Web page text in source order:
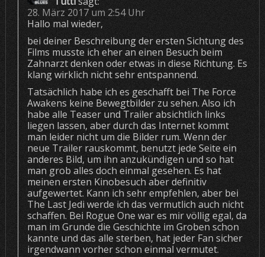
28. März 2017 um 2:54 Uhr
Hallo mal wieder,
bei deiner Beschreibung der ersten Sichtung des
Films musste ich eher an einen Besuch beim
Zahnarzt denken oder etwas in diese Richtung. Es
klang wirklich nicht sehr entspannend.
Tatsächlich habe ich es geschafft bei The Force
Awakens keine Bewegtbilder zu sehen. Also ich
habe alle Teaser und Trailer absichtlich links
liegen lassen, aber durch das Internet kommt
man leider nicht um die Bilder rum. Wenn der
neue Trailer rauskommt, benutzt jede Seite ein
anderes Bild, um ihn anzukündigen und so hat
man grob alles doch einmal gesehen. Es hat
meinen ersten Kinobesuch aber definitiv
aufgewertet. Kann ich sehr empfehlen, aber bei
The Last Jedi werde ich das vermutlich auch nicht
schaffen. Bei Rogue One war es mir völlig egal, da
man im Grunde die Geschichte im Groben schon
kannte und das alle sterben, hat jeder Fan sicher
irgendwann vorher schon einmal vermutet.